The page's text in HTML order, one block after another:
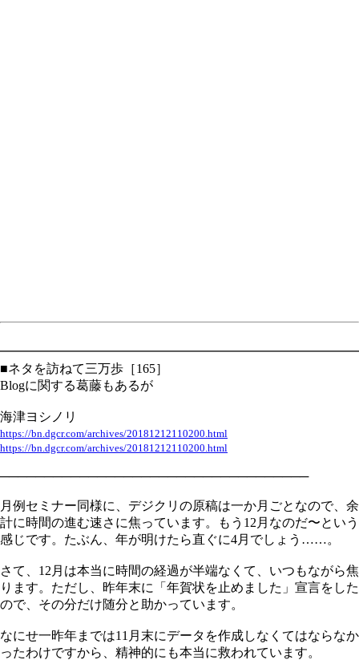
■ネタを訪ねて三万歩［165］
Blogに関する葛藤もあるが
海津ヨシノリ
https://bn.dgcr.com/archives/20181212110200.html
https://bn.dgcr.com/archives/20181212110200.html
───────────────────────────────────
月例セミナー同様に、デジクリの原稿は一か月ごとなので、余
計に時間の進む速さに焦っています。もう12月なのだ〜という
感じです。たぶん、年が明けたら直ぐに4月でしょう……。
さて、12月は本当に時間の経過が半端なくて、いつもながら焦
ります。ただし、昨年末に「年賀状を止めました」宣言をした
ので、その分だけ随分と助かっています。
なにせ一昨年までは11月末にデータを作成しなくてはならなか
ったわけですから、精神的にも本当に救われています。